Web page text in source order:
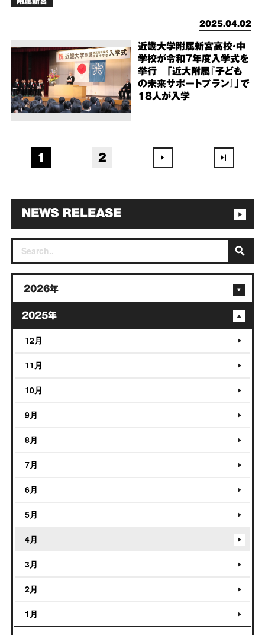
2025.04.02
近畿大学附属新宮高校・中
学校が令和7年度入学式を
挙行 「近大附属『子ども
の未来サポートプラン』」で
18人が入学
1 2
2026年
2025年
12月
11月
10月
9月
8月
7月
6月
5月
4月
3月
2月
1月